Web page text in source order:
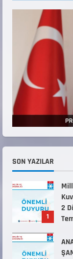
SON YAZILAR
3
5
1
2